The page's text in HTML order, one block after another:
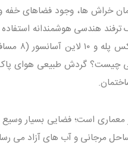
خراش ها، وجود فضاهای خفه
گردش طبیعی هوای پاک
است؛ فضایی بسیار
مرجانی و آب های آزاد می